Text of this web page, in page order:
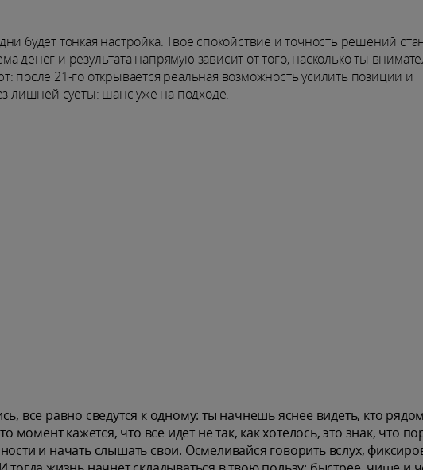
будет тонкая настройка. Твое спокойствие и точность решений
денег и результата напрямую зависит от того, насколько ты
после 21-го открывается реальная возможность усилить позиции и
лишней суеты: шанс уже на подходе.
все равно сведутся к одному: ты начнешь яснее видеть, кто
момент кажется, что все идет не так, как хотелось, это знак, что
и начать слышать свои. Осмеливайся говорить вслух,